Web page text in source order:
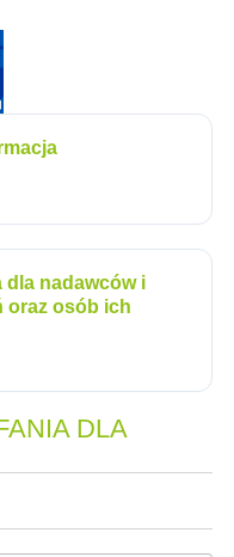
dla nadawców i
oraz osób ich
DLA